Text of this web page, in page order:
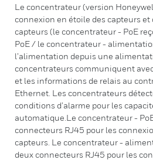
Le concentrateur (version
connexion en étoile des capteurs et
capteurs (le concentrateur - PoE
PoE / le concentrateur -
l’alimentation depuis une
concentrateurs communiquent
et les informations de relais au
Ethernet. Les concentrateurs
conditions d’alarme pour les
automatique.Le concentrateur -
connecteurs RJ45 pour les
capteurs. Le concentrateur -
deux connecteurs RJ45 pour les